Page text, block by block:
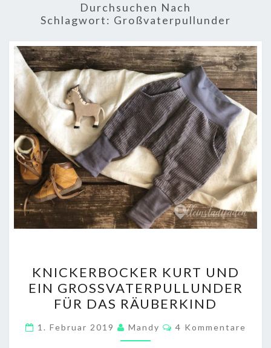
Durchsuchen Nach
Schlagwort: Großvaterpullunder
KURT
UND
EIN
GROSSVATERPULLUNDER F
ÜR D
KNICKERBOCKER KURT UND
EIN GROSSVATERPULLUNDER F
ÜR DAS RÄUBERKIND
1. Februar 2019 Mandy Kommentare
4 Kommentare